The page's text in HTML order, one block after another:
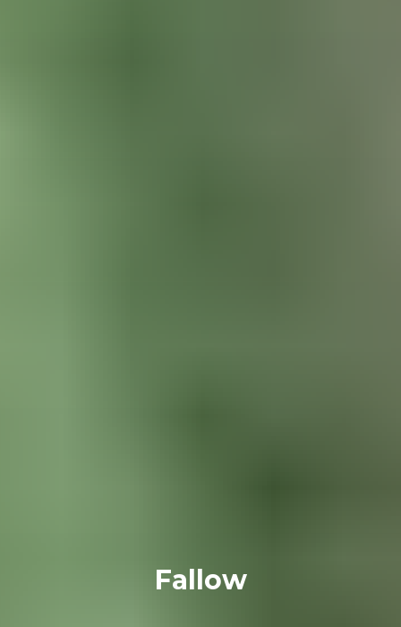
Fallow